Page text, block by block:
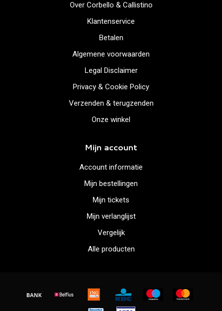
Over Corbello & Callistino
Klantenservice
Betalen
Algemene voorwaarden
Legal Disclaimer
Privacy & Cookie Policy
Verzenden & terugzenden
Onze winkel
Mijn account
Account informatie
Mijn bestellingen
Mijn tickets
Mijn verlanglijst
Vergelijk
Alle producten